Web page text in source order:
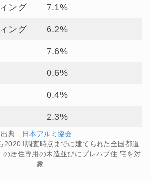
ング 7.1%
ング 6.2%
7.6%
0.6%
0.4%
2.3%
出典
日本アルミ協会
20201調査時点までに建てられた全国都道
の居住専用の木造並びにプレハブ住 宅を対
象